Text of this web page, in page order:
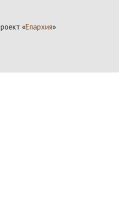
«Епархия»